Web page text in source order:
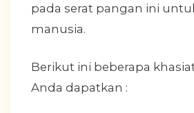
pada serat pangan ini
manusia.
Berikut ini beberapa
Anda dapatkan :